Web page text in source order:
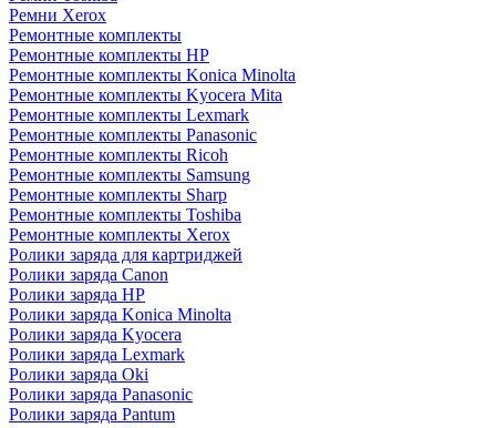
Ремни Xerox
Ремонтные комплекты
Ремонтные комплекты HP
Ремонтные комплекты Konica Minolta
Ремонтные комплекты Kyocera Mita
Ремонтные комплекты Lexmark
Ремонтные комплекты Panasonic
Ремонтные комплекты Ricoh
Ремонтные комплекты Samsung
Ремонтные комплекты Sharp
Ремонтные комплекты Toshiba
Ремонтные комплекты Xerox
Ролики заряда для картриджей
Ролики заряда Canon
Ролики заряда HP
Ролики заряда Konica Minolta
Ролики заряда Kyocera
Ролики заряда Lexmark
Ролики заряда Oki
Ролики заряда Panasonic
Ролики заряда Pantum